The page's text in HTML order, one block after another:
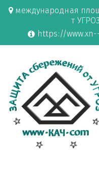
международная
т
https://